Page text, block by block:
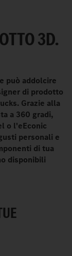
3D.
può addolcire
di prodotto
Grazie alla
a 360 gradi,
o l'eEconic
personali e
di tua
disponibili